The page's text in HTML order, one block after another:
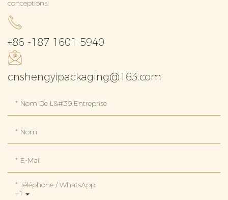
conceptions!
+86 -187 1601 5940
cnshengyipackaging@163.com
Nom De L&#39;entreprise
Nom
E-Mail
+1
Téléphone / WhatsApp